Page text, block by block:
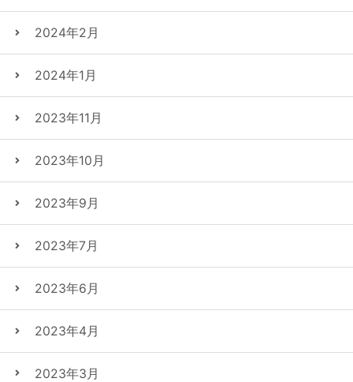
2024年2月
2024年1月
2023年11月
2023年10月
2023年9月
2023年7月
2023年6月
2023年4月
2023年3月